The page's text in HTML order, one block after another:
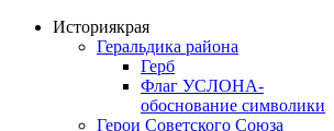
Историякрая
Геральдика района
Герб
Флаг УСЛОНА-
обоснование символики
Герои Советского Союза